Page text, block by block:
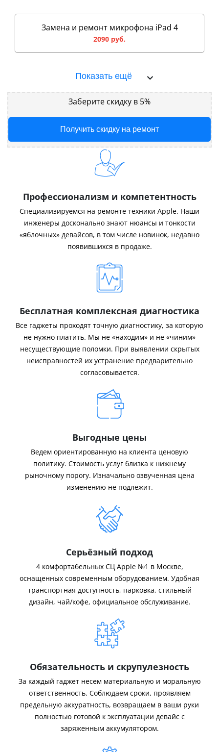
Замена и ремонт микрофона iPad 4
2090 руб.
Показать ещё
Заберите скидку в 5%
Получить скидку на ремонт
Профессионализм и компетентность
Специализируемся на ремонте техники Apple. Наши
инженеры досконально знают нюансы и тонкости
«яблочных» девайсов, в том числе новинок, недавно
появившихся в продаже.
Бесплатная комплексная диагностика
Все гаджеты проходят точную диагностику, за которую
не нужно платить. Мы не «находим» и не «чиним»
несуществующие поломки. При выявлении скрытых
неисправностей их устранение предварительно
согласовывается.
Выгодные цены
Ведем ориентированную на клиента ценовую
политику. Стоимость услуг близка к нижнему
рыночному порогу. Изначально озвученная цена
изменению не подлежит.
Серьёзный подход
4 комфортабельных СЦ Apple №1 в Москве,
оснащенных современным оборудованием. Удобная
транспортная доступность, парковка, стильный
дизайн, чай/кофе, официальное обслуживание.
Обязательность и скрупулезность
За каждый гаджет несем материальную и моральную
ответственность. Соблюдаем сроки, проявляем
предельную аккуратность, возвращаем в ваши руки
полностью готовой к эксплуатации девайс с
заряженным аккумулятором.